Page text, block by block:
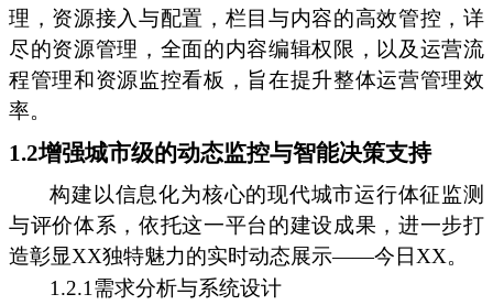
理，资源接入与配置，栏目与内容的高效管控，详
尽的资源管理，全面的内容编辑权限，以及运营流
程管理和资源监控看板，旨在提升整体运营管理效
率。
1.2增强城市级的动态监控与智能决策支持
构建以信息化为核心的现代城市运行体征监测
与评价体系，依托这一平台的建设成果，进一步打
造彰显XX独特魅力的实时动态展示——今日XX。
1.2.1需求分析与系统设计